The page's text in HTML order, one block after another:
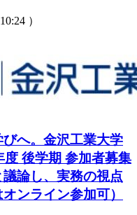
）
へ。金沢工業大学
度 後学期 参加者募集
議論し、実務の視点
ンライン参加可）